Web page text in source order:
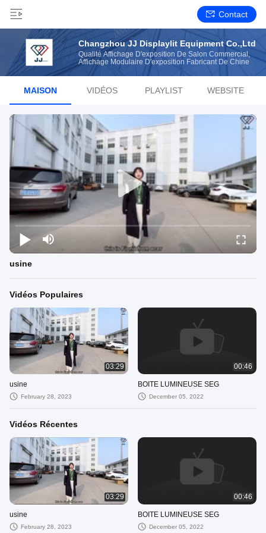
Contact
Changzhou JJ Displaylit Equipment Co.,Ltd
Qualité Affichage D'exposition De Salon Commercial,
Affichage Modulaire D'exposition Fabricant De Chine
MAISON VIDÉOS PLAYLIST WEBSITE
usine
Vidéos Populaires
03:29
usine
February 28, 2023
00:46
BOITE LUMINEUSE SEG
December 05, 2022
Vidéos Récentes
03:29
usine
February 28, 2023
00:46
BOITE LUMINEUSE SEG
December 05, 2022